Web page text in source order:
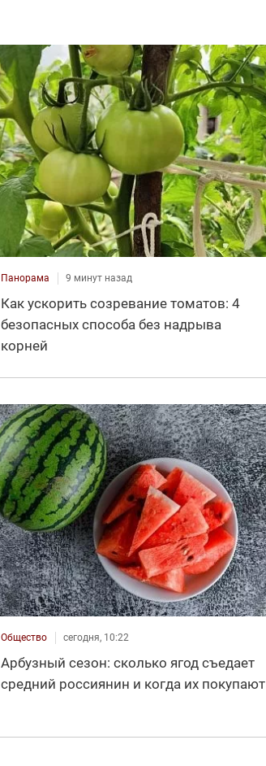
Панорама 9 минут назад
Как ускорить созревание томатов: 4
безопасных способа без надрыва
корней
Общество сегодня, 10:22
Арбузный сезон: сколько ягод съедает
средний россиянин и когда их покупают